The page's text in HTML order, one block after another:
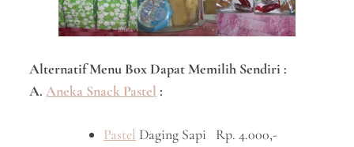
Alternatif Menu Box Dapat Memilih Sendiri :
A.Aneka Snack Pastel :
Pastel Daging Sapi Rp. 4.000,-